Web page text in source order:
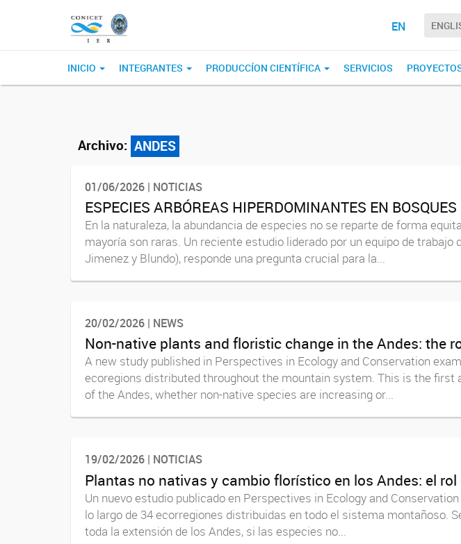
EN
INICIO INTEGRANTES PRODUCCÍON CIENTÍFICA SERVICIOS
Archivo: ANDES
01/06/2026 | NOTICIAS
ESPECIES ARBÓREAS HIPERDOMINANTES EN
En la naturaleza, la abundancia de especies no se reparte de forma
mayoría son raras. Un reciente estudio liderado por un equipo de
Jimenez y Blundo), responde una pregunta crucial para la...
20/02/2026 | NEWS
Non-native plants and floristic change in the Andes: the
A new study published in Perspectives in Ecology and Conservation
ecoregions distributed throughout the mountain system. This is the
of the Andes, whether non-native species are increasing or...
19/02/2026 | NOTICIAS
Plantas no nativas y cambio florístico en los Andes: el
Un nuevo estudio publicado en Perspectives in Ecology and
lo largo de 34 ecorregiones distribuidas en todo el sistema montañoso.
toda la extensión de los Andes, si las especies no...